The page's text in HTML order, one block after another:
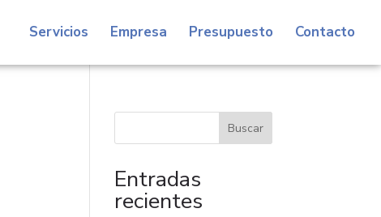
Servicios Empresa Presupuesto Contacto
Buscar
Entradas
recientes